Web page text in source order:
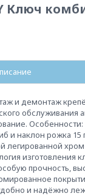
Ключ
и демонтаж
обслуживания
и наклон рожка 15
легированной
прочность,
и надёжно